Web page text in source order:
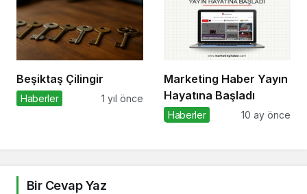
Beşiktaş Çilingir
Haberler 1 yıl önce
Marketing Haber Yayın
Hayatına Başladı
Haberler 10 ay önce
Bir Cevap Yaz